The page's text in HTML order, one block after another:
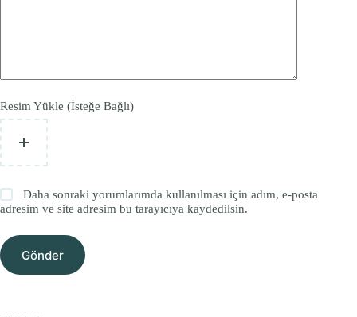
Resim Yükle (İsteğe Bağlı)
Daha sonraki yorumlarımda kullanılması için adım, e-posta
adresim ve site adresim bu tarayıcıya kaydedilsin.
Gönder